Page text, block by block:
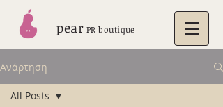
pear PR boutique
Ανάρτηση
All Posts